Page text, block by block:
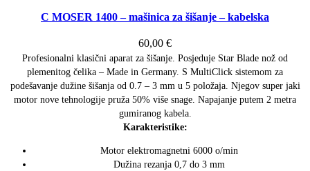
C MOSER 1400 – mašinica za šišanje – kabelska
60,00 €
Profesionalni klasični aparat za šišanje. Posjeduje Star Blade nož od
plemenitog čelika – Made in Germany. S MultiClick sistemom za
podešavanje dužine šišanja od 0.7 – 3 mm u 5 položaja. Njegov super jaki
motor nove tehnologije pruža 50% više snage. Napajanje putem 2 metra
gumiranog kabela.
Karakteristike:
Motor elektromagnetni 6000 o/min
Dužina rezanja 0,7 do 3 mm